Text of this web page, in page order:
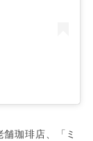
珈琲店、「ミ